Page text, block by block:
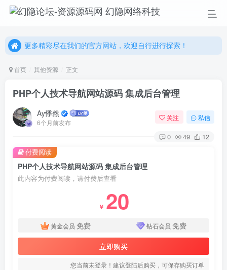
幻隐网络科技，感谢您的加入以及使用我们的系统！
幻隐网络科技，感谢您的加入以及使用我们的系统！
首页 其他资源 正文
PHP个人技术导航网站源码 集成后台管理
Ay悸然
6个月前发布
关注 私信
0 49 12
PHP个人技术导航网站源码 集成后台管理
此内容为付费阅读，请付费后查看
￥ 20
黄金会员 免费 钻石会员 免费
立即购买
您当前未登录！建议登陆后购买，可保存购买订单
付费阅读